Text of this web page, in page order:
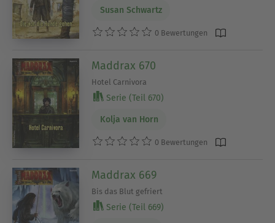
Susan Schwartz
0 Bewertungen
Maddrax 670
Hotel Carnivora
Serie (Teil 670)
Kolja van Horn
0 Bewertungen
Maddrax 669
Bis das Blut gefriert
Serie (Teil 669)